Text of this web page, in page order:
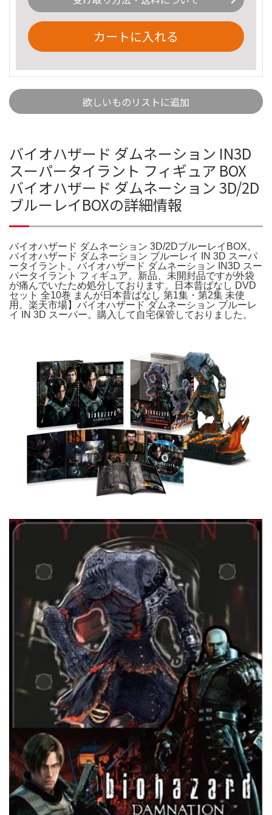
カートに入れる
欲しいものリストに追加
バイオハザード ダムネーション IN3D
スーパータイラント フィギュア BOX
バイオハザード ダムネーション 3D/2D
ブルーレイBOXの詳細情報
バイオハザード ダムネーション 3D/2DブルーレイBOX。
バイオハザード ダムネーション ブルーレイ IN 3D スーパ
ータイラント。バイオハザード ダムネーション IN3D スー
パータイラント フィギュア。新品、未開封品ですが外袋
が痛んでいたため処分しております。日本昔ばなし DVD
セット 全10巻 まんが日本昔ばなし 第1集・第2集 未使
用。楽天市場】バイオハザード ダムネーション ブルーレ
イ IN 3D スーパー。購入して自宅保管しておりました。